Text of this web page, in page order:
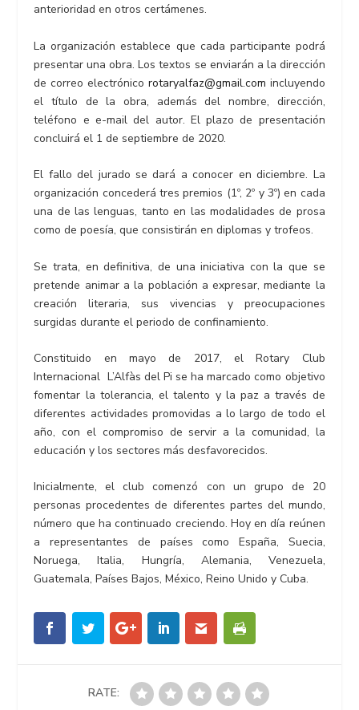
anterioridad en otros certámenes.
La organización establece que cada participante podrá
presentar una obra. Los textos se enviarán a la dirección
de correo electrónico rotaryalfaz@gmail.com incluyendo
el título de la obra, además del nombre, dirección,
teléfono e e-mail del autor. El plazo de presentación
concluirá el 1 de septiembre de 2020.
El fallo del jurado se dará a conocer en diciembre. La
organización concederá tres premios (1º, 2º y 3º) en cada
una de las lenguas, tanto en las modalidades de prosa
como de poesía, que consistirán en diplomas y trofeos.
Se trata, en definitiva, de una iniciativa con la que se
pretende animar a la población a expresar, mediante la
creación literaria, sus vivencias y preocupaciones
surgidas durante el periodo de confinamiento.
Constituido en mayo de 2017, el Rotary Club
Internacional L’Alfàs del Pi se ha marcado como objetivo
fomentar la tolerancia, el talento y la paz a través de
diferentes actividades promovidas a lo largo de todo el
año, con el compromiso de servir a la comunidad, la
educación y los sectores más desfavorecidos.
Inicialmente, el club comenzó con un grupo de 20
personas procedentes de diferentes partes del mundo,
número que ha continuado creciendo. Hoy en día reúnen
a representantes de países como España, Suecia,
Noruega, Italia, Hungría, Alemania, Venezuela,
Guatemala, Países Bajos, México, Reino Unido y Cuba.
RATE: